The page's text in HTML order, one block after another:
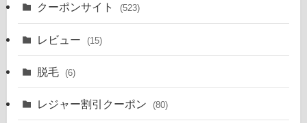
クーポンサイト (523)
レビュー (15)
脱毛 (6)
レジャー割引クーポン (80)